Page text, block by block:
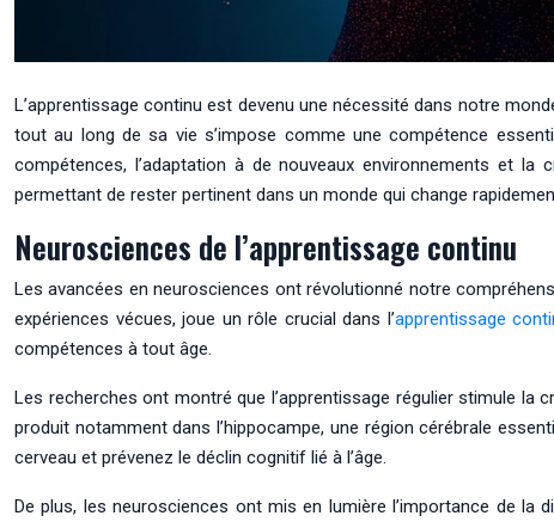
L’apprentissage continu est devenu une nécessité dans notre
tout au long de sa vie s’impose comme une compétence
compétences, l’adaptation à de nouveaux environnements et
permettant de rester pertinent dans un monde qui change
Neurosciences de l’apprentissage continu
Les avancées en neurosciences ont révolutionné notre
expériences vécues, joue un rôle crucial dans l’apprentissage
compétences à tout âge.
Les recherches ont montré que l’apprentissage régulier stimule la
produit notamment dans l’hippocampe, une région cérébrale
cerveau et prévenez le déclin cognitif lié à l’âge.
De plus, les neurosciences ont mis en lumière l’importance de la